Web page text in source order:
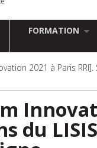
FORMATION
2021 à Paris
du